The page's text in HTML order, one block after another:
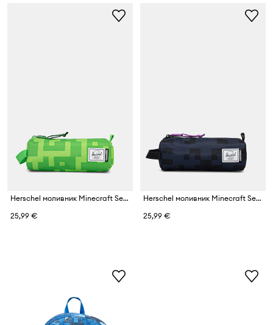
Herschel моливник Minecraft Settlement
25,99 €
Herschel моливник Minecraft Settlement
25,99 €